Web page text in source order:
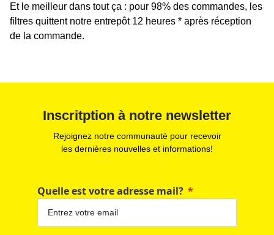
Et le meilleur dans tout ça : pour 98% des commandes, les
filtres quittent notre entrepôt 12 heures * après réception
de la commande.
Inscritption à notre newsletter
Rejoignez notre communauté pour recevoir
les dernières nouvelles et informations!
Quelle est votre adresse mail?